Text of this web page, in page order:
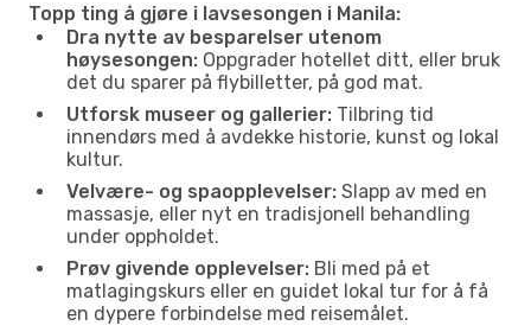
Topp ting å gjøre i lavsesongen i Manila:
Dra nytte av besparelser utenom
høysesongen: Oppgrader hotellet ditt, eller bruk
det du sparer på flybilletter, på god mat.
Utforsk museer og gallerier: Tilbring tid
innendørs med å avdekke historie, kunst og lokal
kultur.
Velvære- og spaopplevelser: Slapp av med en
massasje, eller nyt en tradisjonell behandling
under oppholdet.
Prøv givende opplevelser: Bli med på et
matlagingskurs eller en guidet lokal tur for å få
en dypere forbindelse med reisemålet.